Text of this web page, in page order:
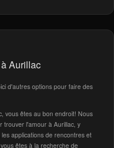
Aurillac
d'autres options pour faire des
vous êtes au bon endroit! Nous
trouver l'amour à Aurillac, y
applications de rencontres et
êtes à la recherche de